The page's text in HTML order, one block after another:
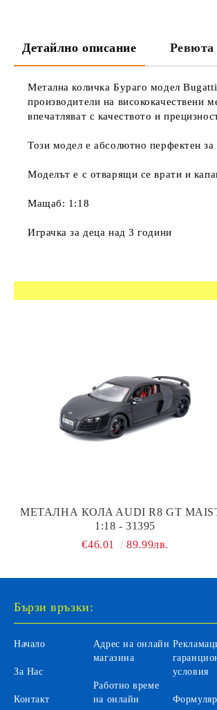
Детайлно описание Ревюта
Метална количка Бураго модел
производители на висококачествени
впечатляват с качеството и
Този модел е абсолютно перфектен
Моделът е с отварящи се врати и
Мащаб: 1:18
Играчка за деца над 3 години
МЕТАЛНА КОЛA AUDI R8 GT
1:18 - 31395
€46.01
89.99лв.
Бързи връзки:
Начало
За Нас
Контакт
Адрес на онлайн
магазина
Работно време
на онлайн
условия